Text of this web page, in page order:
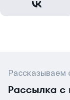
Рассказываем
Рассылка с